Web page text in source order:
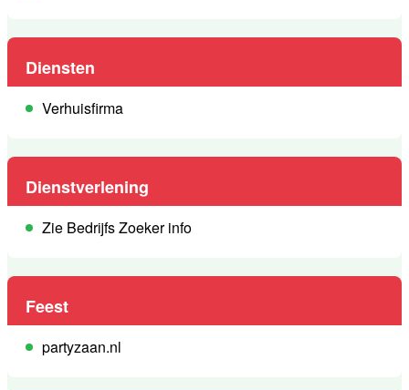
Diensten
Verhuisfirma
Dienstverlening
Zie Bedrijfs Zoeker info
Feest
partyzaan.nl